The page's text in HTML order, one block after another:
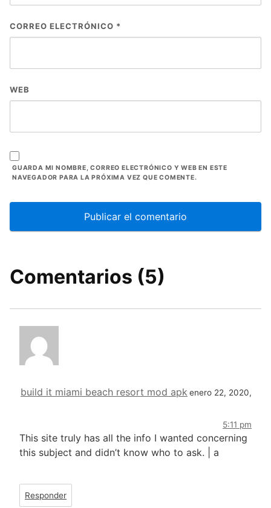
CORREO ELECTRÓNICO *
WEB
GUARDA MI NOMBRE, CORREO ELECTRÓNICO Y WEB EN ESTE
NAVEGADOR PARA LA PRÓXIMA VEZ QUE COMENTE.
Comentarios (5)
build it miami beach resort mod apk enero 22, 2020,
5:11 pm
This site truly has all the info I wanted concerning
this subject and didn’t know who to ask. | а
Responder